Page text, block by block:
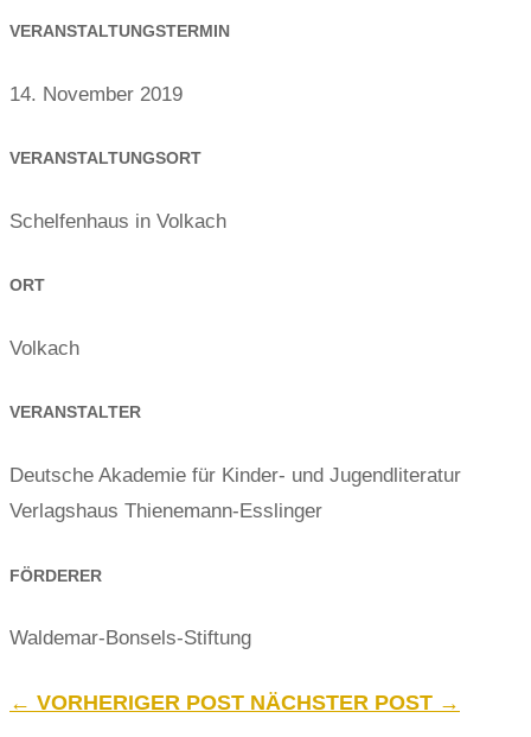
VERANSTALTUNGSTERMIN
14. November 2019
VERANSTALTUNGSORT
Schelfenhaus in Volkach
ORT
Volkach
VERANSTALTER
Deutsche Akademie für Kinder- und Jugendliteratur
Verlagshaus Thienemann-Esslinger
FÖRDERER
Waldemar-Bonsels-Stiftung
← VORHERIGER POST NÄCHSTER POST →